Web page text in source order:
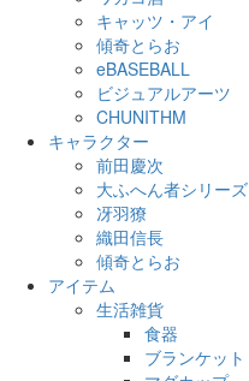
キャッツ・アイ
傾奇とらお
eBASEBALL
ビジュアルアーツ
CHUNITHM
キャラクター
前田慶次
大ふへん者シリーズ
冴羽獠
織田信長
傾奇とらお
アイテム
生活雑貨
食器
ブランケット